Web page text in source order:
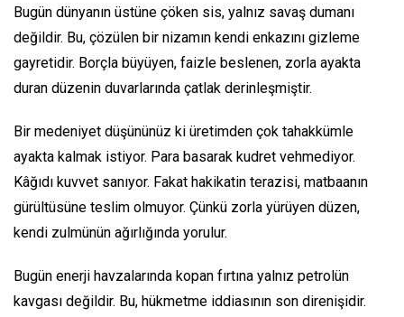
Bugün dünyanın üstüne çöken sis, yalnız savaş dumanı
değildir. Bu, çözülen bir nizamın kendi enkazını gizleme
gayretidir. Borçla büyüyen, faizle beslenen, zorla ayakta
duran düzenin duvarlarında çatlak derinleşmiştir.
Bir medeniyet düşününüz ki üretimden çok tahakkümle
ayakta kalmak istiyor. Para basarak kudret vehmediyor.
Kâğıdı kuvvet sanıyor. Fakat hakikatin terazisi, matbaanın
gürültüsüne teslim olmuyor. Çünkü zorla yürüyen düzen,
kendi zulmünün ağırlığında yorulur.
Bugün enerji havzalarında kopan fırtına yalnız petrolün
kavgası değildir. Bu, hükmetme iddiasının son direnişidir.